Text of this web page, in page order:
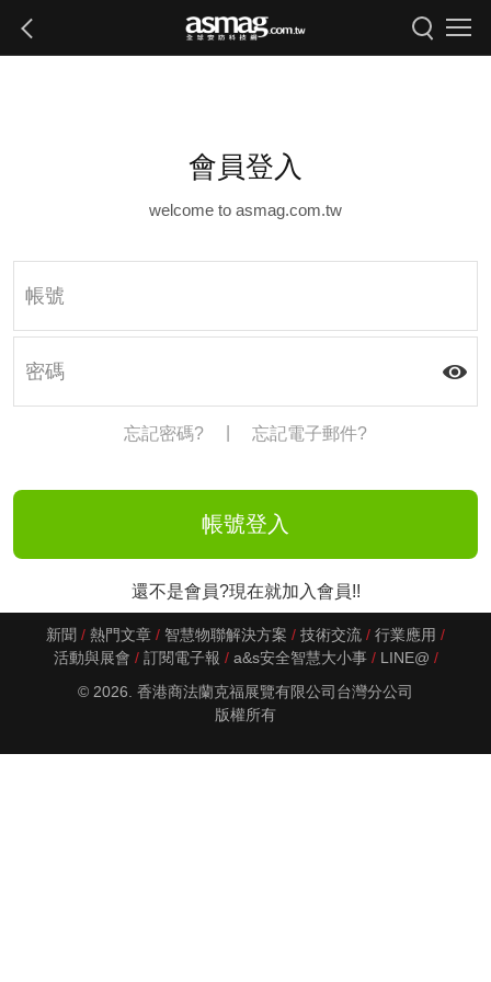
會員登入
welcome to asmag.com.tw
忘記密碼? 忘記電子郵件?
還不是會員?現在就加入會員!!
新聞 熱門文章 智慧物聯解決方案 技術交流
行業應用
活動與展會
訂閱電子報 a&s安全智慧大小事
LINE@
© 2026. 香港商法蘭克福展覽有限公司台灣分公司
版權所有